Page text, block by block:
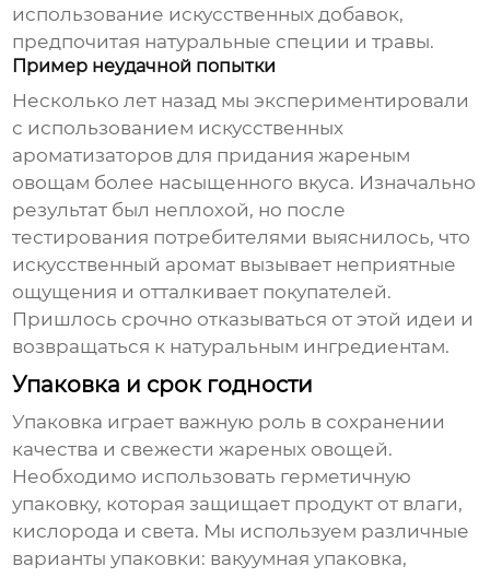
использование искусственных добавок,
предпочитая натуральные специи и травы.
Пример неудачной попытки
Несколько лет назад мы экспериментировали
с использованием искусственных
ароматизаторов для приданияжареным
овощам более насыщенного вкуса. Изначально
результат был неплохой, но после
тестирования потребителями выяснилось, что
искусственный аромат вызывает неприятные
ощущения и отталкивает покупателей.
Пришлось срочно отказываться от этой идеи и
возвращаться к натуральным ингредиентам.
Упаковка и срок годности
Упаковка играет важную роль в сохранении
качества и свежестижареных овощей.
Необходимо использовать герметичную
упаковку, которая защищает продукт от влаги,
кислорода и света. Мы используем различные
варианты упаковки: вакуумная упаковка,